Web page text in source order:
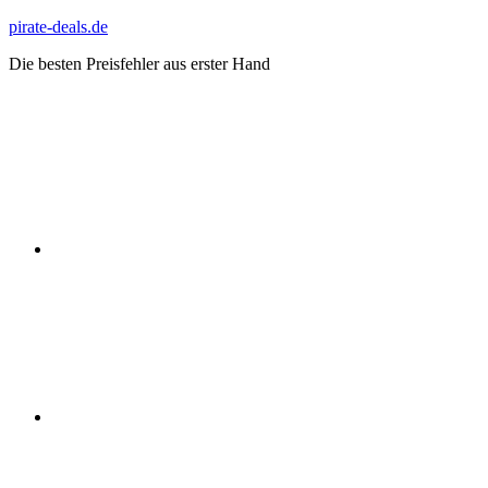
Zum
springen
pirate-deals.de
Die besten Preisfehler aus erster Hand